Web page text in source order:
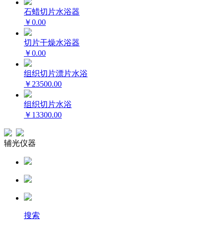
石蜡切片水浴器
￥0.00
切片干燥水浴器
￥0.00
组织切片漂片水浴
￥23500.00
组织切片水浴
￥13300.00
辅光仪器
搜索